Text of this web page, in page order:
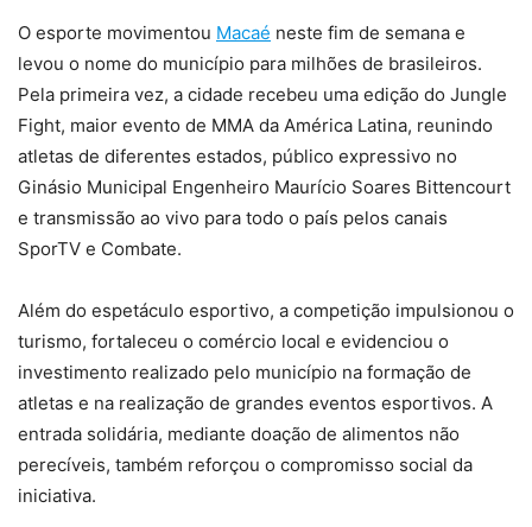
O esporte movimentou Macaé neste fim de semana e
levou o nome do município para milhões de brasileiros.
Pela primeira vez, a cidade recebeu uma edição do Jungle
Fight, maior evento de MMA da América Latina, reunindo
atletas de diferentes estados, público expressivo no
Ginásio Municipal Engenheiro Maurício Soares Bittencourt
e transmissão ao vivo para todo o país pelos canais
SporTV e Combate.
Além do espetáculo esportivo, a competição impulsionou o
turismo, fortaleceu o comércio local e evidenciou o
investimento realizado pelo município na formação de
atletas e na realização de grandes eventos esportivos. A
entrada solidária, mediante doação de alimentos não
perecíveis, também reforçou o compromisso social da
iniciativa.